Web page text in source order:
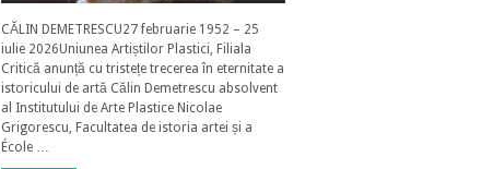
CĂLIN DEMETRESCU27 februarie 1952 – 25
iulie 2026Uniunea Artiștilor Plastici, Filiala
Critică anunță cu tristețe trecerea în eternitate a
istoricului de artă Călin Demetrescu absolvent
al Institutului de Arte Plastice Nicolae
Grigorescu, Facultatea de istoria artei și a
École …